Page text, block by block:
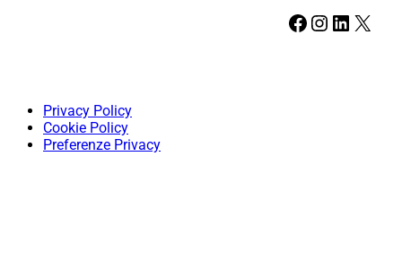
Facebook Instagram LinkedIn X
Privacy Policy
Cookie Policy
Preferenze Privacy